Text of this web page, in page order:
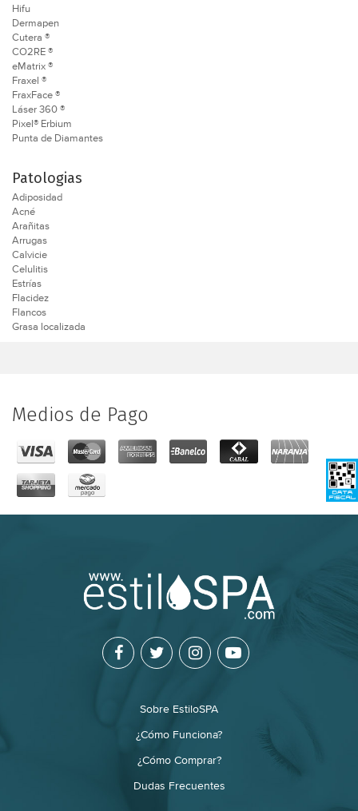
Hifu
Dermapen
Cutera ®
CO2RE ®
eMatrix ®
Fraxel ®
FraxFace ®
Láser 360 ®
Pixel® Erbium
Punta de Diamantes
Patologias
Adiposidad
Acné
Arañitas
Arrugas
Calvicie
Celulitis
Estrías
Flacidez
Flancos
Grasa localizada
Medios de Pago
Sobre EstiloSPA
¿Cómo Funciona?
¿Cómo Comprar?
Dudas Frecuentes